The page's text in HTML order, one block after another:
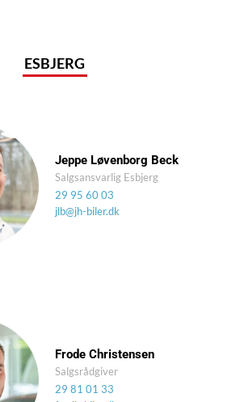
ESBJERG
Jeppe Løvenborg Beck
Salgsansvarlig Esbjerg
29 95 60 03
jlb@jh-biler.dk
Frode Christensen
Salgsrådgiver
29 81 01 33